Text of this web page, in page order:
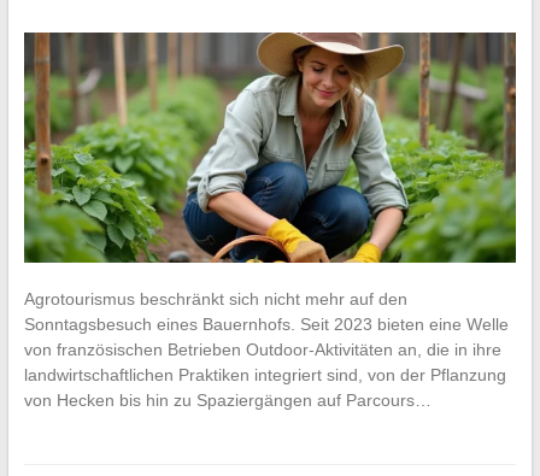
Agrotourismus beschränkt sich nicht mehr auf den
Sonntagsbesuch eines Bauernhofs. Seit 2023 bieten eine Welle
von französischen Betrieben Outdoor-Aktivitäten an, die in ihre
landwirtschaftlichen Praktiken integriert sind, von der Pflanzung
von Hecken bis hin zu Spaziergängen auf Parcours…